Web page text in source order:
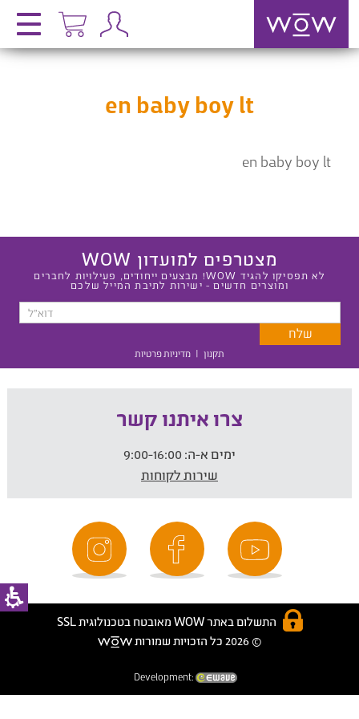
en baby boy lt
en baby boy lt
מצטרפים למועדון WOW
לא תפסיקו להגיד WOW! מבצעים ייחודים, פעילויות לחברים
ומוצרים חדשים - ישירות לתיבת המייל שלכם
תקנון | מדיניות פרטיות
צרו איתנו קשר
ימים א-ה:
שירות לקוחות
התשלום באתר WOW מאובטח בטכנולוגית SSL
© 2026 כל הזכויות שמורות
Development: